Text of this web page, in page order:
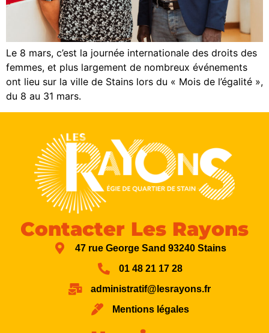
Le 8 mars, c’est la journée internationale des droits des
femmes, et plus largement de nombreux événements
ont lieu sur la ville de Stains lors du « Mois de l’égalité »,
du 8 au 31 mars.
Contacter Les Rayons
47 rue George Sand 93240 Stains
01 48 21 17 28
administratif@lesrayons.fr
Mentions légales